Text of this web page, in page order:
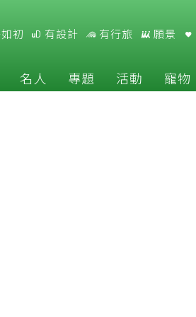
初 有設計 有行旅 願景
名人 專題 活動 寵物